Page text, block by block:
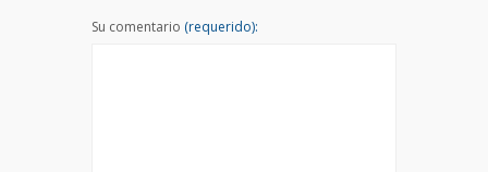
Su comentario (requerido):